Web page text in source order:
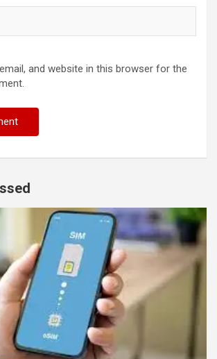
and website in this browser for the